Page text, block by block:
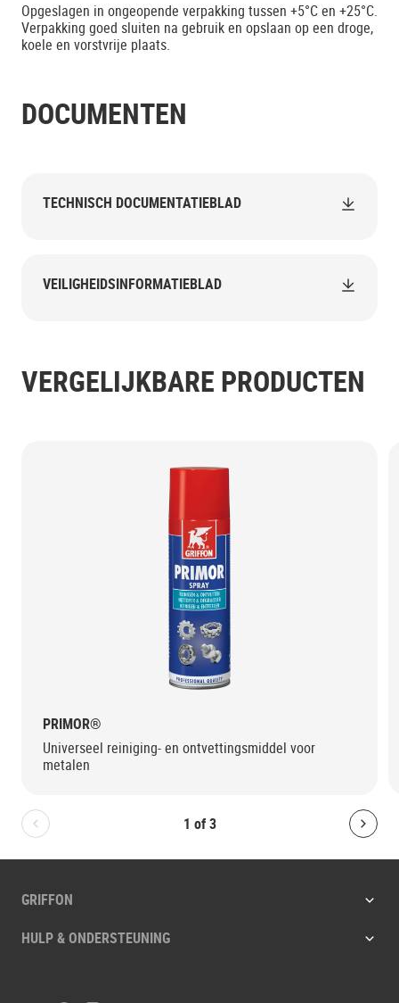
Opgeslagen in ongeopende verpakking tussen +5°C en +25°C.
Verpakking goed sluiten na gebruik en opslaan op een droge,
koele en vorstvrije plaats.
DOCUMENTEN
TECHNISCH DOCUMENTATIEBLAD
VEILIGHEIDSINFORMATIEBLAD
VERGELIJKBARE PRODUCTEN
1 of 3
Bolton.General.PreviousSlide
PRIMOR®
Universeel reiniging- en ontvettingsmiddel voor
metalen
GRIFFON
HULP & ONDERSTEUNING